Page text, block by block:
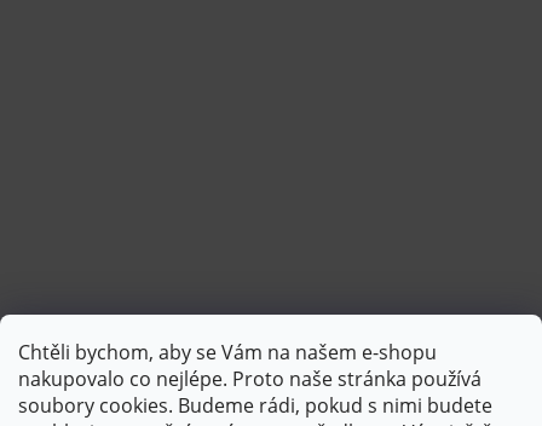
Chtěli bychom, aby se Vám na našem e-shopu
nakupovalo co nejlépe. Proto naše stránka používá
soubory cookies. Budeme rádi, pokud s nimi budete
Sledovat na Instagramu